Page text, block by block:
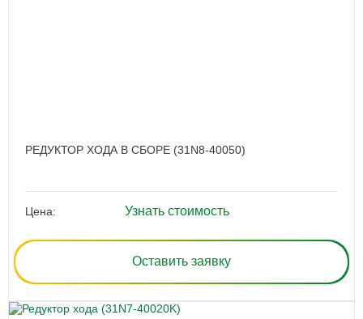
РЕДУКТОР ХОДА В СБОРЕ (31N8-40050)
Цена: Узнать стоимость
Оставить заявку